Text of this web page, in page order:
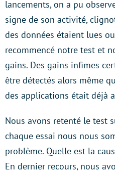
lancements, on a pu
signe de son activité,
des données étaient lues
recommencé notre test et
gains. Des gains infimes
être détectés alors même
des applications était déjà
Nous avons retenté le test
chaque essai nous nous
problème. Quelle est la
En dernier recours, nous